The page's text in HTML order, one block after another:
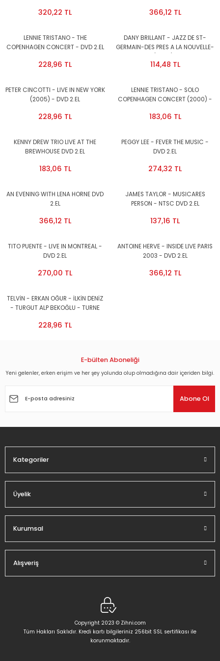
320,22 TL 366,12 TL
LENNIE TRISTANO - THE
COPENHAGEN CONCERT - DVD 2.EL
228,96 TL
DANY BRILLANT - JAZZ DE ST-
GERMAIN-DES PRES A LA NOUVELLE-
114,48 TL
PETER CINCOTTI - LIVE IN NEW YORK
(2005) - DVD 2.EL
228,96 TL
LENNIE TRISTANO - SOLO
COPENHAGEN CONCERT (2000) -
183,06 TL
KENNY DREW TRIO LIVE AT THE
BREWHOUSE DVD 2.EL
183,06 TL
PEGGY LEE - FEVER THE MUSIC -
DVD 2.EL
274,32 TL
AN EVENING WITH LENA HORNE DVD
2.EL
366,12 TL
JAMES TAYLOR - MUSICARES
PERSON - NTSC DVD 2.EL
137,16 TL
TITO PUENTE - LIVE IN MONTREAL -
DVD 2.EL
270,00 TL
ANTOINE HERVE - INSIDE LIVE PARIS
2003 - DVD 2.EL
366,12 TL
TELVİN - ERKAN OĞUR - İLKİN DENİZ
- TURGUT ALP BEKOĞLU - TURNE
228,96 TL
E-bülten Aboneliği
Yeni gelenler, erken erişim ve her şey yolunda olup olmadığına dair içeriden bilgi.
Abone Ol
Kategoriler
Üyelik
Kurumsal
Alışveriş
Copyright 2023 © Zihni.com
Tüm Hakları Saklıdır. Kredi kartı bilgileriniz 256bit SSL sertifikası ile
korunmaktadır.